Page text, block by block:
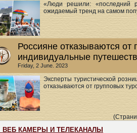
«Люди решили: «последний
ожидаемый тренд на самом
Россияне отказываются от
индивидуальные
Friday, 2 June. 2023
Эксперты туристической
отказываются от групповых